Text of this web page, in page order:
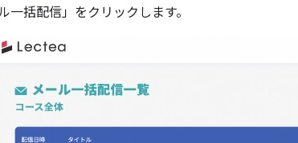
一括配信」をクリックします。